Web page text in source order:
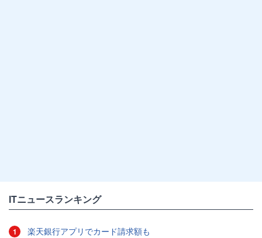
ITニュースランキング
1 楽天銀行アプリでカード請求額も